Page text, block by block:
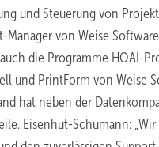
und Steuerung von
Manager von Weise
die Programme HOAI-
und PrintForm von Weise
hat neben der
Eisenhut-Schumann: